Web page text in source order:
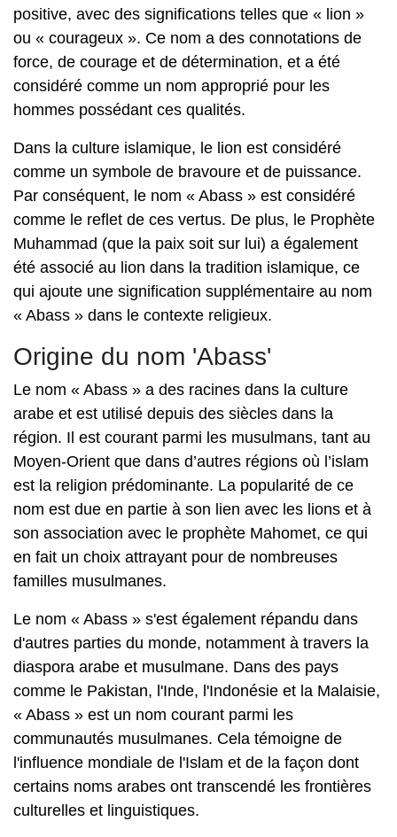
positive, avec des significations telles que « lion »
ou « courageux ». Ce nom a des connotations de
force, de courage et de détermination, et a été
considéré comme un nom approprié pour les
hommes possédant ces qualités.
Dans la culture islamique, le lion est considéré
comme un symbole de bravoure et de puissance.
Par conséquent, le nom « Abass » est considéré
comme le reflet de ces vertus. De plus, le Prophète
Muhammad (que la paix soit sur lui) a également
été associé au lion dans la tradition islamique, ce
qui ajoute une signification supplémentaire au nom
« Abass » dans le contexte religieux.
Origine du nom 'Abass'
Le nom « Abass » a des racines dans la culture
arabe et est utilisé depuis des siècles dans la
région. Il est courant parmi les musulmans, tant au
Moyen-Orient que dans d’autres régions où l’islam
est la religion prédominante. La popularité de ce
nom est due en partie à son lien avec les lions et à
son association avec le prophète Mahomet, ce qui
en fait un choix attrayant pour de nombreuses
familles musulmanes.
Le nom « Abass » s'est également répandu dans
d'autres parties du monde, notamment à travers la
diaspora arabe et musulmane. Dans des pays
comme le Pakistan, l'Inde, l'Indonésie et la Malaisie,
« Abass » est un nom courant parmi les
communautés musulmanes. Cela témoigne de
l'influence mondiale de l'Islam et de la façon dont
certains noms arabes ont transcendé les frontières
culturelles et linguistiques.